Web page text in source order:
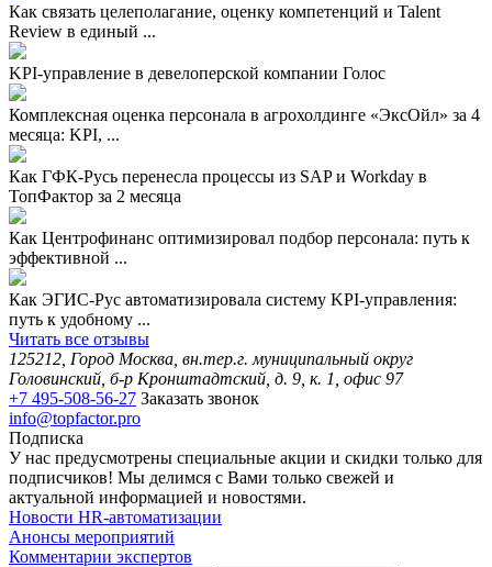
Как связать целеполагание, оценку компетенций и Talent
Review в единый ...
KPI-управление в девелоперской компании Голос
Комплексная оценка персонала в агрохолдинге «ЭксОйл» за 4
месяца: KPI, ...
Как ГФК-Русь перенесла процессы из SAP и Workday в
ТопФактор за 2 месяца
Как Центрофинанс оптимизировал подбор персонала: путь к
эффективной ...
Как ЭГИС-Рус автоматизировала систему KPI-управления:
путь к удобному ...
Читать все отзывы
125212, Город Москва, вн.тер.г. муниципальный округ
Головинский, б-р Кронштадтский, д. 9, к. 1, офис 97
+7 495-508-56-27 Заказать звонок
info@topfactor.pro
Подписка
У нас предусмотрены специальные акции и скидки только для
подписчиков! Мы делимся с Вами только свежей и
актуальной информацией и новостями.
Новости HR-автоматизации
Анонсы мероприятий
Комментарии экспертов